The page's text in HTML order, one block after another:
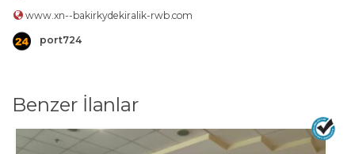
www.xn--bakirkydekiralik-rwb.com
port724
Benzer İlanlar